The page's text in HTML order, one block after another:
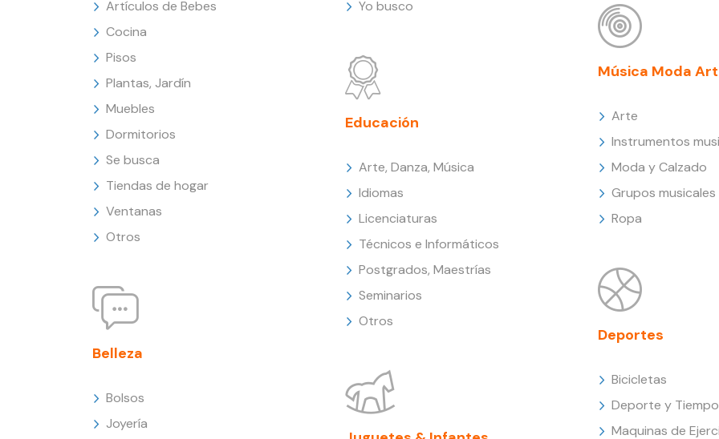
Artículos de Bebes
Cocina
Pisos
Plantas, Jardín
Muebles
Dormitorios
Se busca
Tiendas de hogar
Ventanas
Otros
Belleza
Bolsos
Joyería
Yo busco
Educación
Arte, Danza, Música
Idiomas
Licenciaturas
Técnicos e Informáticos
Postgrados, Maestrías
Seminarios
Otros
Música Moda
Arte
Instrumentos
Moda y Calzado
Grupos musicales
Ropa
Deportes
Bicicletas
Deporte y
Maquinas de